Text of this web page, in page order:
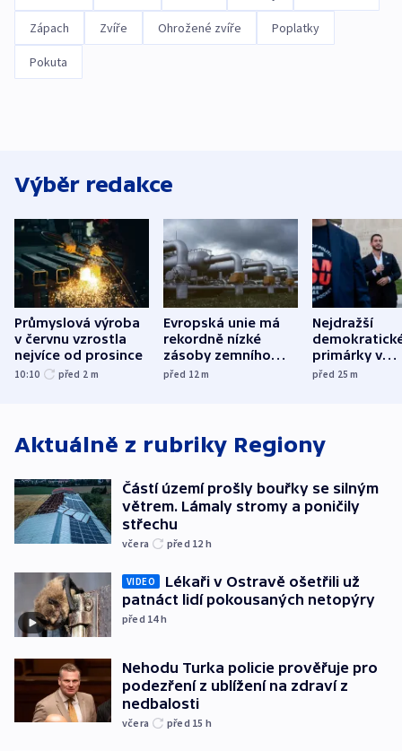
Zápach Zvíře Ohrožené zvíře Poplatky
Pokuta
Výběr redakce
Průmyslová výroba
v červnu vzrostla
nejvíce od prosince
10:10 před 2 m
Evropská unie má
rekordně nízké
zásoby zemního
plynu
před 12m
Nejdražší
primárky v
Michiganu
před 25m
Aktuálně z rubriky Regiony
Částí území prošly bouřky se silným
větrem. Lámaly stromy a poničily
střechu
včera před 12 h
VIDEO
Lékaři v Ostravě ošetřili už
patnáct lidí pokousaných netopýry
před 14h
Nehodu Turka policie prověřuje pro
podezření z ublížení na zdraví z
nedbalosti
včera před 15 h